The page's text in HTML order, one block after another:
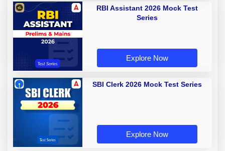
RBI Assistant 2026 Mock Test
Series
Explore Now
SBI Clerk 2026 Mock Test Series
Explore Now